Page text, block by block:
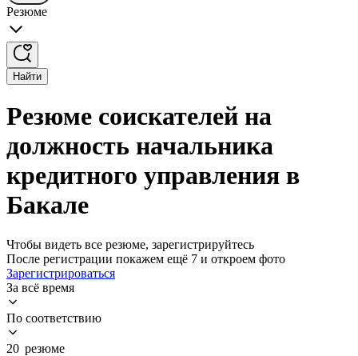
Резюме
Найти
Резюме соискателей на
должность начальника
кредитного управления в
Бакале
Чтобы видеть все резюме, зарегистрируйтесь
После регистрации покажем ещё 7 и откроем фото
Зарегистрироваться
За всё время
По соответствию
20 резюме